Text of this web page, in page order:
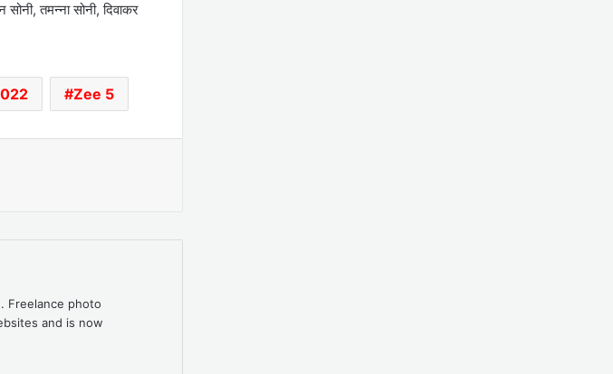
तमन्ना सोनी, दिवाकर
Zee 5
Freelance photo
and is now